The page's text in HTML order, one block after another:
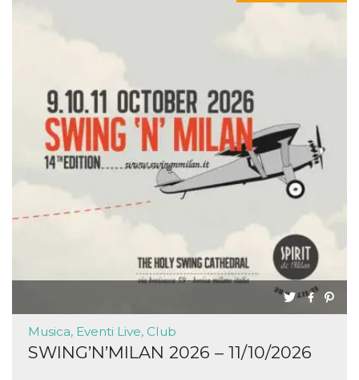
Musica, Eventi Live, Club
SWING’N’MILAN 2026 – 11/10/2026